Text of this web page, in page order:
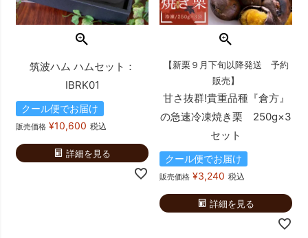
筑波ハム ハムセット：
IBRK01
クール便でお届け
販売価格 ¥10,600 税込
詳細を見る
【新栗９月下旬以降発送 予約
販売】
甘さ抜群!貴重品種『倉方』
の急速冷凍焼き栗 250g×3
セット
クール便でお届け
販売価格 ¥3,240 税込
詳細を見る